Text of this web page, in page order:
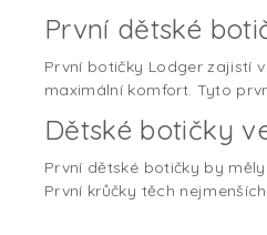
První dětské
První botičky Lodger zajistí
maximální komfort. Tyto
Dětské botičky
První dětské botičky by
První krůčky těch